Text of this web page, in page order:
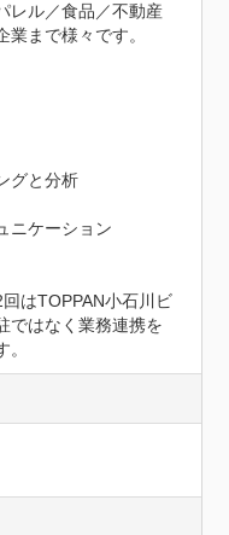
レル／食品／不動産
まで様々です。
グと分析
ニケーション
はTOPPAN小石川ビ
ではなく業務連携を